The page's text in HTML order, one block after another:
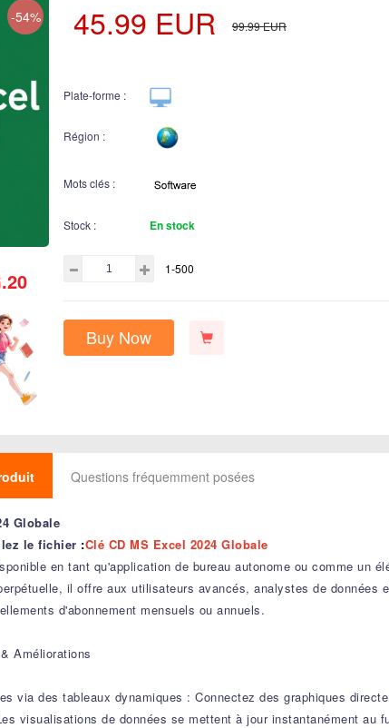
-54% 45.99 EUR 99.99EUR
Plate-forme :
Région :
Mots clés :
Stock : En stock
1-500
Buy Now
Questions fréquemment posées
Globale
le fichier :Clé CD MS Excel 2024 Globale
en tant qu'application de bureau autonome ou comme un
il offre aux utilisateurs avancés, analystes de
d'abonnement mensuels ou annuels.
Améliorations
via des tableaux dynamiques : Connectez des graphiques
visualisations de données se mettent à jour instantanément